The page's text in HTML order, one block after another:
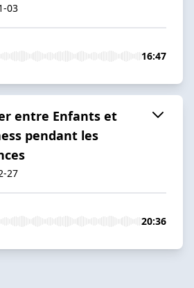
03
16:47
entre Enfants et
pendant les
27
20:36